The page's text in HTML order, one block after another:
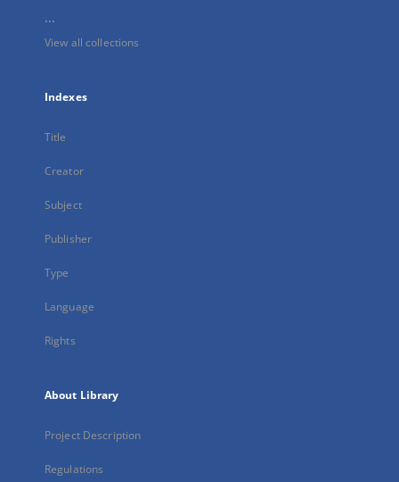
...
View all collections
Indexes
Title
Creator
Subject
Publisher
Type
Language
Rights
About Library
Project Description
Regulations